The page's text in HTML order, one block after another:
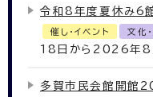
令和8年度夏休み6
催し・イベント 文化
18日から2026年8
多賀市民会館開館